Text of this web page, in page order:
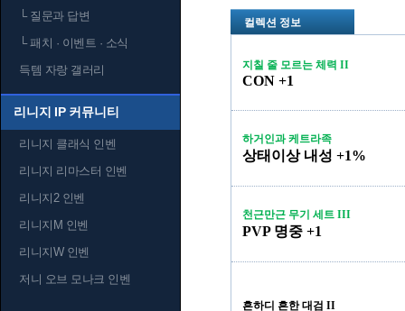
└질문과 답변
└패치 · 이벤트 · 소식
득템 자랑 갤러리
리니지 IP 커뮤니티
리니지 클래식 인벤
리니지 리마스터 인벤
리니지2 인벤
리니지M 인벤
리니지W 인벤
저니 오브 모나크 인벤
컬렉션 정보
지칠 줄 모르는 체력 II
CON +1
하거인과 케트라족
상태이상 내성 +1%
천근만근 무기 세트 III
PVP 명중 +1
흔하디 흔한 대검 II